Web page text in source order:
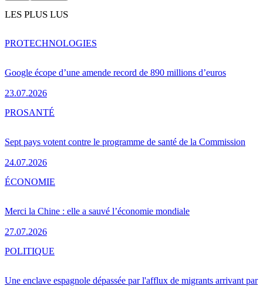
LES PLUS LUS
Google écope d’une amende record de 890 millions d’euros
23.07.2026
PROTECHNOLOGIES
Sept pays votent contre le programme de santé de la Commission
24.07.2026
PROSANTÉ
Merci la Chine : elle a sauvé l’économie mondiale
27.07.2026
ÉCONOMIE
Une enclave espagnole dépassée par l'afflux de migrants arrivant par
POLITIQUE